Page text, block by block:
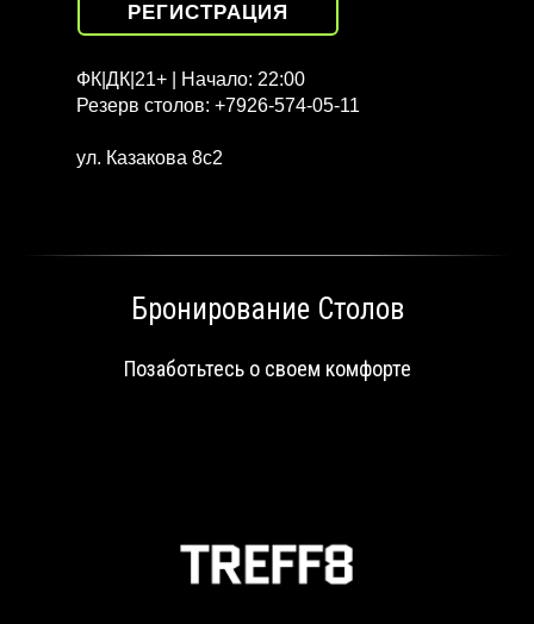
РЕГИСТРАЦИЯ
ФК|ДК|21+ | Начало: 22:00
Резерв столов: +7926-574-05-11
ул. Казакова 8с2
Бронирование Столов
Позаботьтесь о своем комфорте